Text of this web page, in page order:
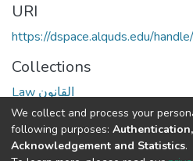
URI
https://dspace.alquds.edu/
Collections
Law القانون
Full item page
We collect and process your
following purposes:
Acknowledgement and Statistics.